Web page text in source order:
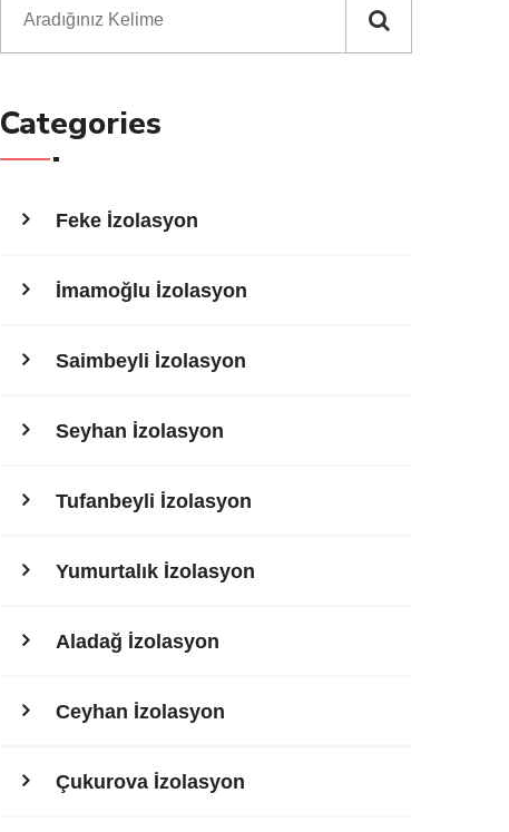
Categories
Feke İzolasyon
İmamoğlu İzolasyon
Saimbeyli İzolasyon
Seyhan İzolasyon
Tufanbeyli İzolasyon
Yumurtalık İzolasyon
Aladağ İzolasyon
Ceyhan İzolasyon
Çukurova İzolasyon